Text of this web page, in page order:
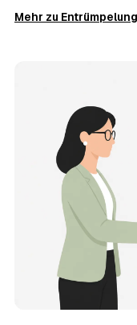
Zusatzkosten: Was
muss, und
Entrümpler aus
Bezahlt wird nur
auswählen.
Was kostet die
Wohnung in
Für eine
die Kosten in
entspricht im
Zugänglichkeit
verschieben den
genauen
Mehr zu